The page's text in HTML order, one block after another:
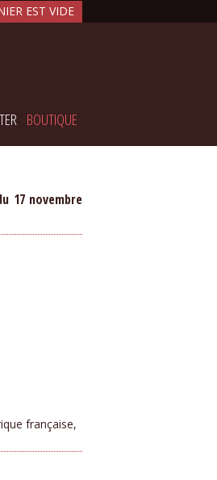
BOUTIQUE
17 novembre
française,